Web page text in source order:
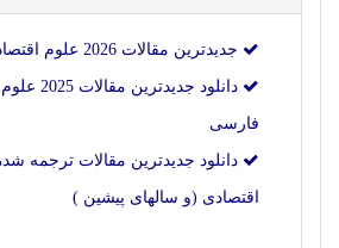
جدیدترین مقالات 2026 علوم اقتصادی با ترجمه
دانلود
فارسی
اقتصادی (و سالهای پیشین )